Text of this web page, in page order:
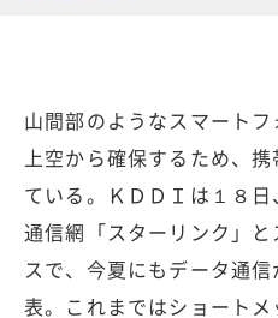
山間部のようなスマート
上空から確保するため、
ている。ＫＤＤＩは１８
通信網「スターリンク」
スで、今夏にもデータ通
表。これまではショート